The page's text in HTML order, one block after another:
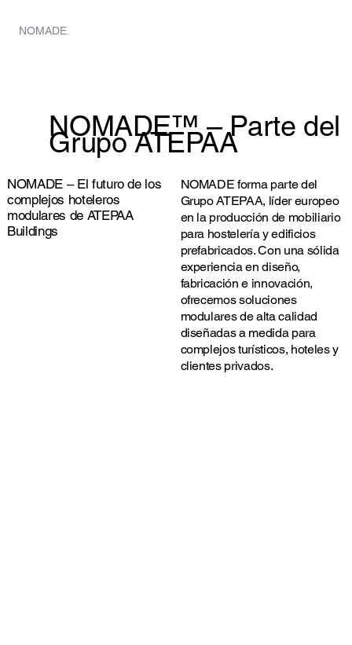
NOMADE.
NOMADE™ – Parte del
Grupo ATEPAA
NOMADE – El futuro de los
complejos hoteleros
modulares de ATEPAA
Buildings
NOMADE forma parte del
Grupo ATEPAA, líder europeo
en la producción de mobiliario
para hostelería y edificios
prefabricados. Con una sólida
experiencia en diseño,
fabricación e innovación,
ofrecemos soluciones
modulares de alta calidad
diseñadas a medida para
complejos turísticos, hoteles y
clientes privados.